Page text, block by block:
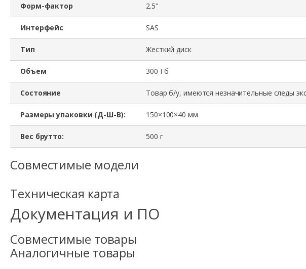
Форм-фактор 2.5"
Интерфейс SAS
Тип Жесткий диск
Объем 300 Гб
Состояние Товар б/у, имеются незначительные следы
Размеры упаковки (Д-Ш-В): 150×100×40 мм
Вес брутто: 500 г
Совместимые модели
Техническая карта
Документация и ПО
Совместимые товары
Аналогичные товары